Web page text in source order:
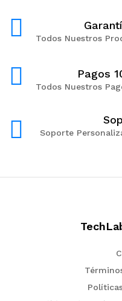
Todos Nuestros
Pagos
Todos Nuestros
Soporte